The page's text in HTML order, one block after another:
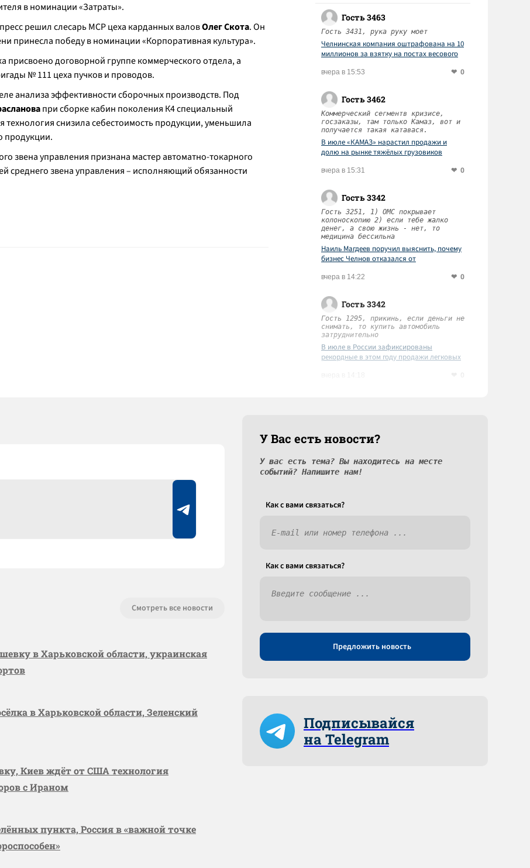
в номинации «Затраты».
решил слесарь МСР цеха карданных валовОлег Скота. Он
принесла победу в номинации «Корпоративная культура».
присвоено договорной группе коммерческого отдела, а
№ 111 цеха пучков и проводов.
анализа эффективности сборочных производств. Под
при сборке кабин поколения К4 специальный
снизила себестоимость продукции, уменьшила
продукции.
звена управления признана мастер автоматно-токарного
среднего звена управления – исполняющий обязанности
Гость 3463
Гость 3431, рука руку моет
Челнинская компания оштрафована на 10
миллионов за взятку на постах весового
вчера в 15:53 0
Гость 3462
Коммерческий сегментв кризисе,
госзаказы, там только Камаз, вот и
получается такая катавася.
В июле «КАМАЗ» нарастил продажи и
долю на рынке тяжёлых грузовиков
вчера в 15:31 0
Гость 3342
Гость 3251, 1) ОМС покрывает
колоноскопию 2) если тебе жалко
денег, а свою жизнь - нет, то
медицина бессильна
Наиль Магдеев поручил выяснить, почему
бизнес Челнов отказался от
вчера в 14:22 0
Гость 3342
Гость 1295, прикинь, если деньги не
снимать, то купить автомобиль
затруднительно
В июле в России зафиксированы
рекордные в этом году продажи легковых
Смотреть все новости
в Харьковской области, украинская
в Харьковской области, Зеленский
Киев ждёт от США технология
с Ираном
пункта, Россия в «важной точке
У Вас есть новости?
У вас есть тема? Вы находитесь на месте
событий? Напишите нам!
Как c вами связаться?
Как c вами связаться?
Предложить новость
Подписывайся
на Telegram